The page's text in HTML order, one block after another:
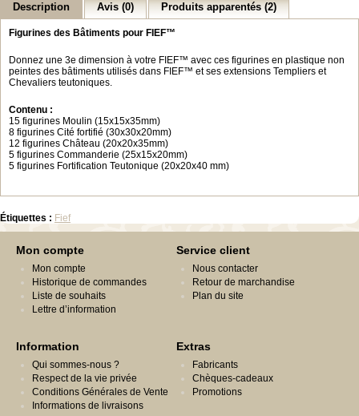
Description Avis (0) Produits apparentés (2)
Figurines des Bâtiments pour FIEF™
Donnez une 3e dimension à votre FIEF™ avec ces figurines en plastique non
peintes des bâtiments utilisés dans FIEF™ et ses extensions Templiers et
Chevaliers teutoniques.
Contenu :
15 figurines Moulin (15x15x35mm)
8 figurines Cité fortifié (30x30x20mm)
12 figurines Château (20x20x35mm)
5 figurines Commanderie (25x15x20mm)
5 figurines Fortification Teutonique (20x20x40 mm)
Étiquettes : Fief
Mon compte
Mon compte
Historique de commandes
Liste de souhaits
Lettre d’information
Service client
Nous contacter
Retour de marchandise
Plan du site
Information
Qui sommes-nous ?
Respect de la vie privée
Conditions Générales de Vente
Informations de livraisons
Extras
Fabricants
Chèques-cadeaux
Promotions